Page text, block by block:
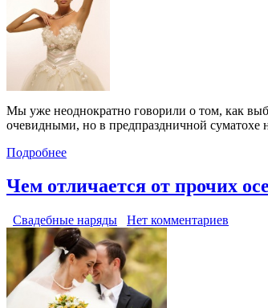
Мы уже неоднократно говорили о том, как
очевидными, но в предпраздничной суматохе
Подробнее
Чем отличается от прочих
Свадебные наряды Нет комментариев